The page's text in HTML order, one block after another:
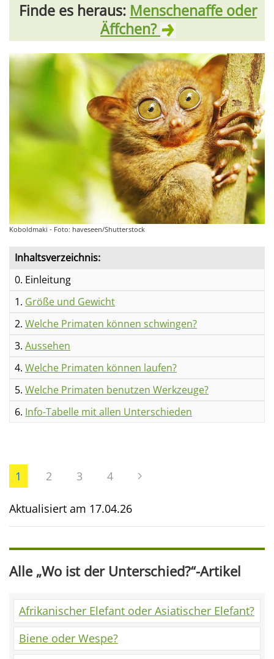
Finde es heraus: Menschenaffe oder
Äffchen?
Koboldmaki - Foto: haveseen/Shutterstock
Inhaltsverzeichnis:
0. Einleitung
1. Größe und Gewicht
2. Welche Primaten können schwingen?
3. Aussehen
4. Welche Primaten können laufen?
5. Welche Primaten benutzen Werkzeuge?
6. Info-Tabelle mit allen Unterschieden
1 2 3 4
Aktualisiert am 17.04.26
Alle „Wo ist der Unterschied?“-Artikel
Afrikanischer Elefant oder Asiatischer Elefant?
Biene oder Wespe?